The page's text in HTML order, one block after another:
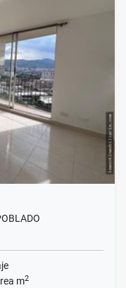
m2